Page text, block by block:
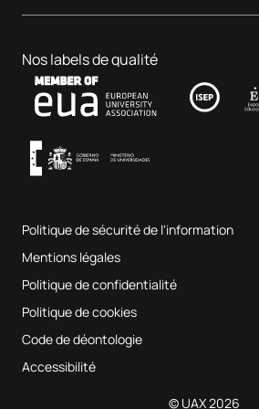
Affaires et technologie
Sciences de l'éducation
Musique et arts du spectacle
Fab Lab UAX
Salles de musique
Contact
Conditions générales d'utilisation
Système interne d'assurance qualité
Plan du site
Nos labels de qualité
© UAX 2026
Politique de sécurité de l'information
Mentions légales
Politique de confidentialité
Politique de cookies
Code de déontologie
Accessibilité